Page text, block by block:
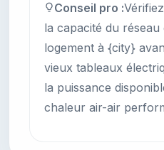
Conseil pro :
la capacité du
logement à {city}
vieux tableaux
la puissance
chaleur air-air